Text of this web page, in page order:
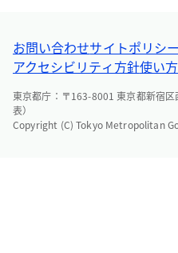
お問い合わせサイトポリシ
アクセシビリティ方針使い
東京都庁：〒163-8001 東京都新宿
表）
Copyright (C) Tokyo Metropolitan